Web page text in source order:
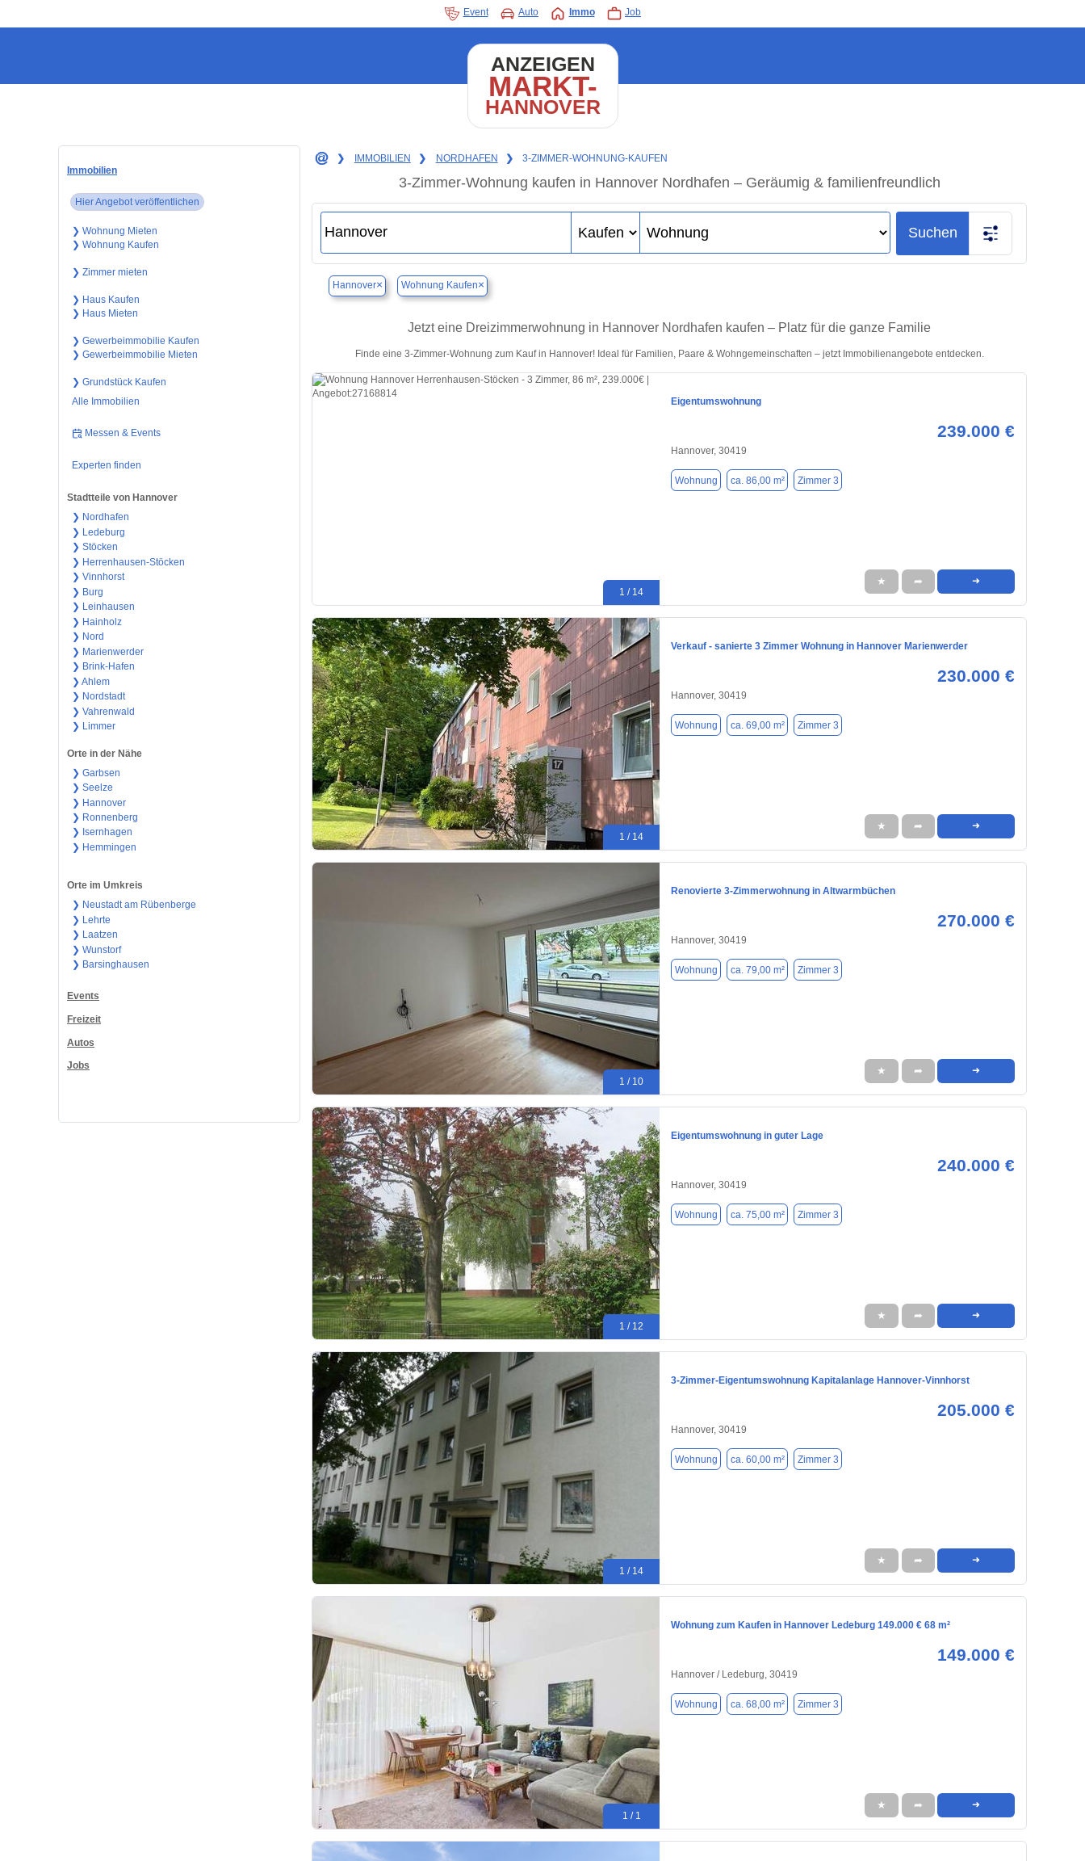
Event Auto Immo Job
ANZEIGEN
MARKT-
HANNOVER
Immobilien
Hier Angebot veröffentlichen
❯ Wohnung Mieten
❯ Wohnung Kaufen
❯ Zimmer mieten
❯ Haus Kaufen
❯ Haus Mieten
❯ Gewerbeimmobilie Kaufen
❯ Gewerbeimmobilie Mieten
❯ Grundstück Kaufen
Alle Immobilien
Messen & Events
Experten finden
Stadtteile von Hannover
❯ Nordhafen
❯ Ledeburg
❯ Stöcken
❯ Herrenhausen-Stöcken
❯ Vinnhorst
❯ Burg
❯ Leinhausen
❯ Hainholz
❯ Nord
❯ Marienwerder
❯ Brink-Hafen
❯ Ahlem
❯ Nordstadt
❯ Vahrenwald
❯ Limmer
Orte in der Nähe
❯ Garbsen
❯ Seelze
❯ Hannover
❯ Ronnenberg
❯ Isernhagen
❯ Hemmingen
Orte im Umkreis
❯ Neustadt am Rübenberge
❯ Lehrte
❯ Laatzen
❯ Wunstorf
❯ Barsinghausen
Events
Freizeit
Autos
Jobs
❯ IMMOBILIEN ❯ NORDHAFEN ❯ 3-ZIMMER-WOHNUNG-KAUFEN
3-Zimmer-Wohnung kaufen in Hannover Nordhafen – Geräumig & familienfreundlich
Suchen
Hannover× Wohnung Kaufen×
Jetzt eine Dreizimmerwohnung in Hannover Nordhafen kaufen – Platz für die ganze Familie
Finde eine 3-Zimmer-Wohnung zum Kauf in Hannover! Ideal für Familien, Paare & Wohngemeinschaften – jetzt Immobilienangebote entdecken.
1 / 14
Eigentumswohnung
239.000 €
Hannover, 30419
Wohnung ca. 86,00 m² Zimmer 3
★ ➦ ➜
1 / 14
Verkauf - sanierte 3 Zimmer Wohnung in Hannover Marienwerder
230.000 €
Hannover, 30419
Wohnung ca. 69,00 m² Zimmer 3
★ ➦ ➜
1 / 10
Renovierte 3-Zimmerwohnung in Altwarmbüchen
270.000 €
Hannover, 30419
Wohnung ca. 79,00 m² Zimmer 3
★ ➦ ➜
1 / 12
Eigentumswohnung in guter Lage
240.000 €
Hannover, 30419
Wohnung ca. 75,00 m² Zimmer 3
★ ➦ ➜
1 / 14
3-Zimmer-Eigentumswohnung Kapitalanlage Hannover-Vinnhorst
205.000 €
Hannover, 30419
Wohnung ca. 60,00 m² Zimmer 3
★ ➦ ➜
1 / 1
Wohnung zum Kaufen in Hannover Ledeburg 149.000 € 68 m²
149.000 €
Hannover / Ledeburg, 30419
Wohnung ca. 68,00 m² Zimmer 3
★ ➦ ➜